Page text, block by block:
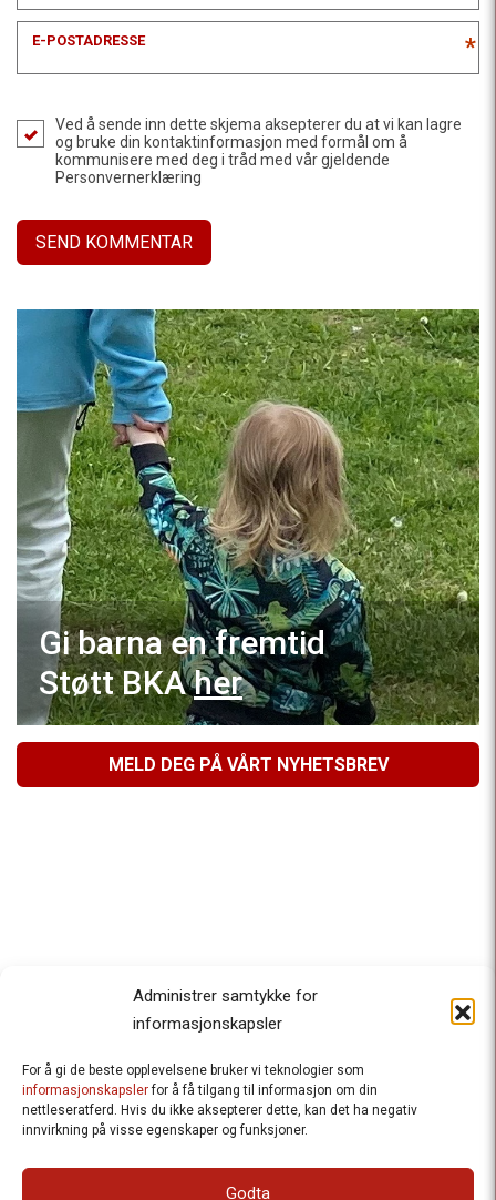
Administrer samtykke for
informasjonskapsler
For å gi de beste opplevelsene bruker vi teknologier som
informasjonskapslerfor å få tilgang til informasjon om din
nettleseratferd. Hvis du ikke aksepterer dette, kan det ha negativ
innvirkning på visse egenskaper og funksjoner.
Godta
E-POSTADRESSE *
Ved å sende inn dette skjema aksepterer du at vi kan lagre
og bruke din kontaktinformasjon med formål om å
kommunisere med deg i tråd med vår gjeldende
Personvernerklæring
Gi barna en fremtid
Støtt BKAher
MELD DEG PÅ VÅRT NYHETSBREV
Besteforeldrenes klimaaksjon
Ansvarlig redaktør
: Halfdan Wiik |